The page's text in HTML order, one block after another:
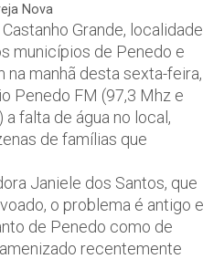
Nova
Grande, localidade
municípios de Penedo e
na manhã desta sexta-feira,
Penedo FM (97,3 Mhz e
falta de água no local,
de famílias que
Janiele dos Santos, que
o problema é antigo e
de Penedo como de
recentemente